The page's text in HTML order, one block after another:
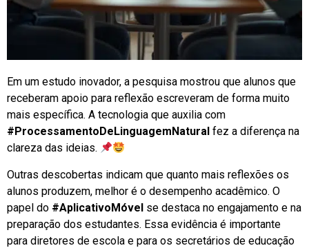
Em um estudo inovador, a pesquisa mostrou que alunos que
receberam apoio para reflexão escreveram de forma muito
mais específica. A tecnologia que auxilia com
#ProcessamentoDeLinguagemNatural fez a diferença na
clareza das ideias.
Outras descobertas indicam que quanto mais reflexões os
alunos produzem, melhor é o desempenho acadêmico. O
papel do #AplicativoMóvel se destaca no engajamento e na
preparação dos estudantes. Essa evidência é importante
para diretores de escola e para os secretários de educação